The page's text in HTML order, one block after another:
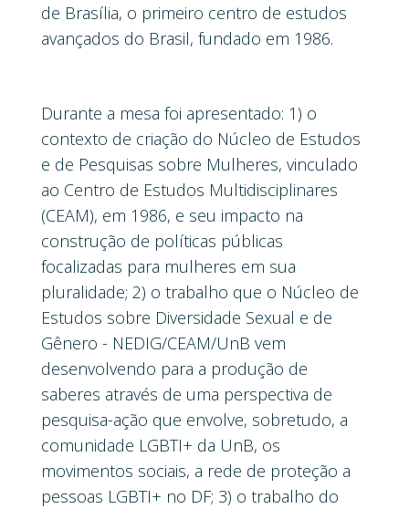
de Brasília, o primeiro centro de estudos
avançados do Brasil, fundado em 1986.
Durante a mesa foi apresentado: 1) o
contexto de criação do Núcleo de Estudos
e de Pesquisas sobre Mulheres, vinculado
ao Centro de Estudos Multidisciplinares
(CEAM), em 1986, e seu impacto na
construção de políticas públicas
focalizadas para mulheres em sua
pluralidade; 2) o trabalho que o Núcleo de
Estudos sobre Diversidade Sexual e de
Gênero - NEDIG/CEAM/UnB vem
desenvolvendo para a produção de
saberes através de uma perspectiva de
pesquisa-ação que envolve, sobretudo, a
comunidade LGBTI+ da UnB, os
movimentos sociais, a rede de proteção a
pessoas LGBTI+ no DF; 3) o trabalho do